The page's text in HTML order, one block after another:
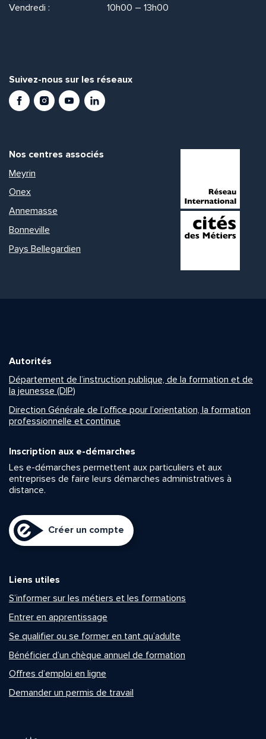
Vendredi :
10h00 – 13h00
Suivez-nous sur les réseaux
FacebookInstagramYoutubeLinkedIn
Nos centres associés
Meyrin
Onex
Annemasse
Bonneville
Pays Bellegardien
Autorités
Département de l’instruction publique, de la formation et de
la jeunesse (DIP)
Direction Générale de l’office pour l’orientation, la formation
professionnelle et continue
Inscription aux e-démarches
Les e-démarches permettent aux particuliers et aux
entreprises de faire leurs démarches administratives à
distance.
Créer un compte
Liens utiles
S’informer sur les métiers et les formations
Entrer en apprentissage
Se qualifier ou se former en tant qu’adulte
Bénéficier d’un chèque annuel de formation
Offres d’emploi en ligne
Demander un permis de travail